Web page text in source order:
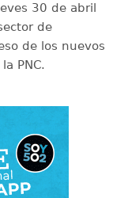
30 de abril
de
de los nuevos
PNC.